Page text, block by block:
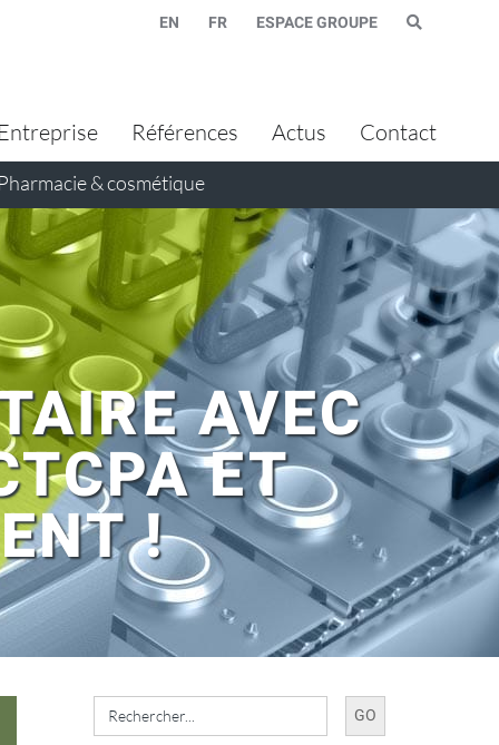
EN FR ESPACE GROUPE
& cosmétique
Références Actus Contact
AVEC
ET
!
Search
for: